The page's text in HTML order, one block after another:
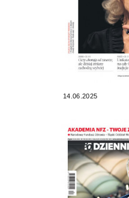
14.06.2025